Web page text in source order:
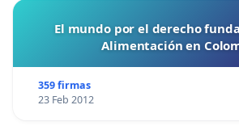
El mundo por el derecho
Alimentación en
359 firmas
23 Feb 2012